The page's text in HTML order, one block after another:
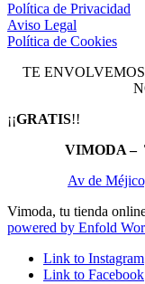
Política de Privacidad
Aviso Legal
Política de Cookies
TE
¡¡GRATIS!!
VIMODA –
Av de
Vimoda, tu tienda
powered by Enfold
Link to Instagram
Link to Facebook